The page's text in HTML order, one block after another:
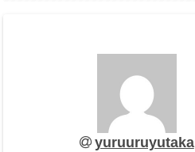
yuruuruyutaka